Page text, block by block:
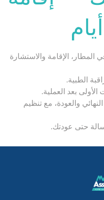
المطار، الإقامة والاستشارة
الطبية.
بعد العملية.
والعودة، مع تنظيم
حتى عودتك.